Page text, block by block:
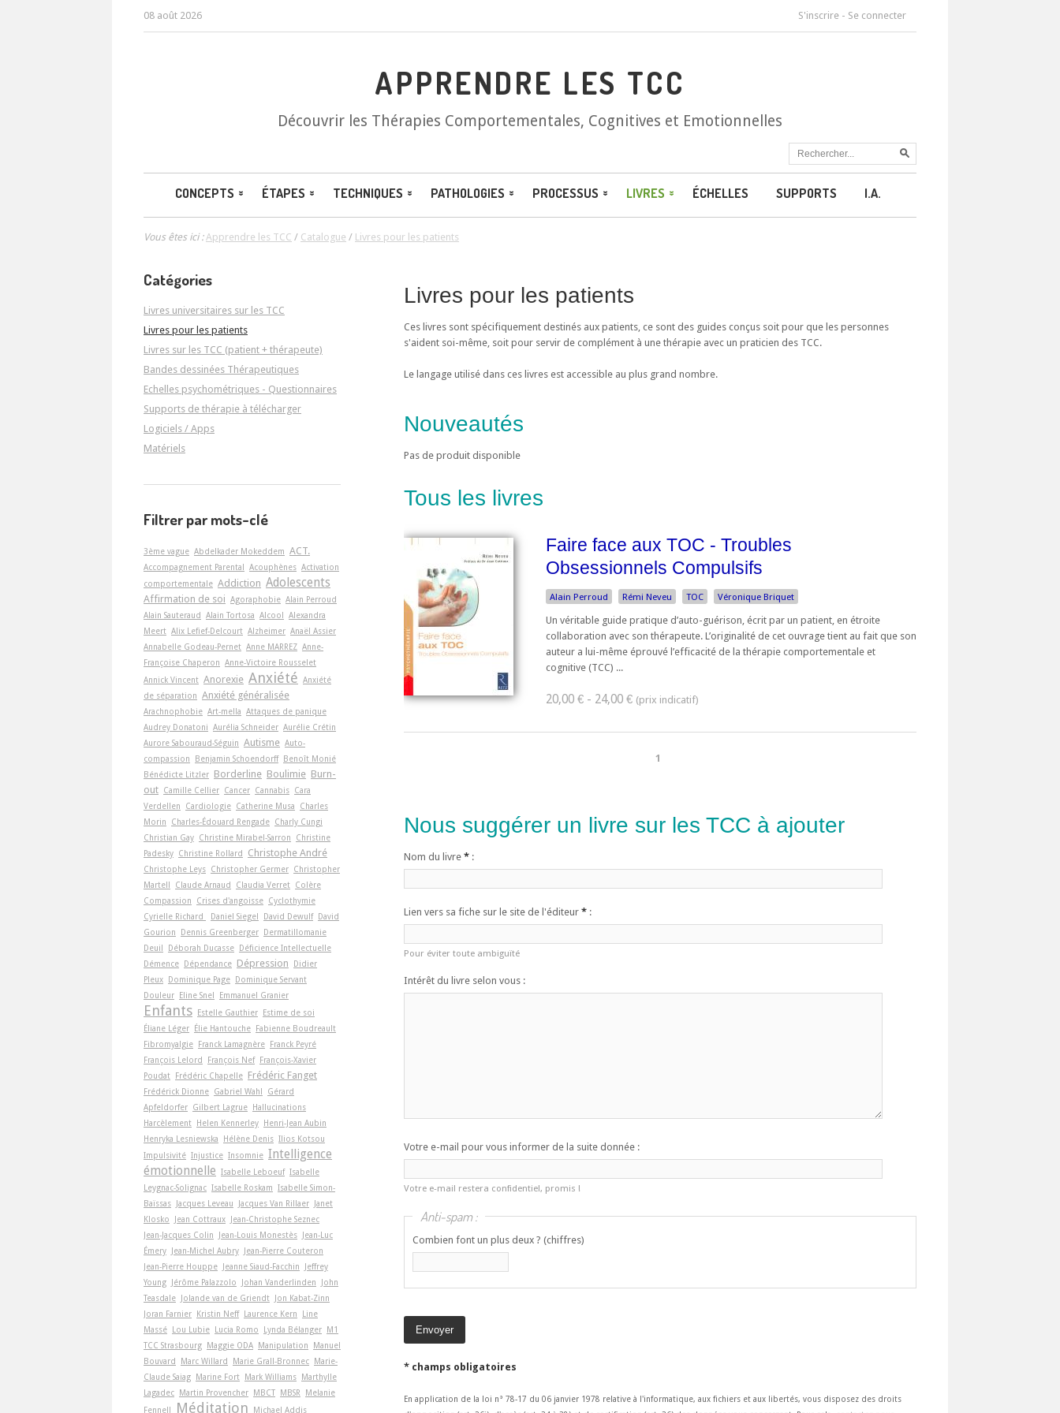
08 août 2026 S'inscrire - Se connecter
APPRENDRE LES TCC
Découvrir les Thérapies Comportementales, Cognitives et Emotionnelles
CONCEPTS ÉTAPES TECHNIQUES PATHOLOGIES PROCESSUS LIVRES ÉCHELLES SUPPORTS I.A.
Vous êtes ici :Apprendre les TCC / Catalogue / Livres pour les patients
Livres pour les patients
Ces livres sont spécifiquement destinés aux patients, ce sont des guides conçus soit pour que les personnes
s'aident soi-même, soit pour servir de complément à une thérapie avec un praticien des TCC.
Le langage utilisé dans ces livres est accessible au plus grand nombre.
Nouveautés
Pas de produit disponible
Tous les livres
Faire face aux TOC - Troubles
Obsessionnels Compulsifs
Alain Perroud Rémi Neveu TOC Véronique Briquet
Un véritable guide pratique d’auto-guérison, écrit par un patient, en étroite
collaboration avec son thérapeute. L’originalité de cet ouvrage tient au fait que son
auteur a lui-même éprouvé l’efficacité de la thérapie comportementale et
cognitive (TCC) ...
20,00 € - 24,00 €
1
Nous suggérer un livre sur les TCC à ajouter
Nom du livre * :
Lien vers sa fiche sur le site de l'éditeur * :
Pour éviter toute ambiguïté
Intérêt du livre selon vous :
Votre e-mail pour vous informer de la suite donnée :
Votre e-mail restera confidentiel, promis !
Anti-spam :
Combien font un plus deux ? (chiffres)
* champs obligatoires
En application de la loi n° 78-17 du 06 janvier 1978 relative à l'informatique, aux fichiers et aux libertés, vous disposez des droits
Catégories
Livres universitaires sur les TCC
Livres pour les patients
Livres sur les TCC (patient + thérapeute)
Bandes dessinées Thérapeutiques
Echelles psychométriques - Questionnaires
Supports de thérapie à télécharger
Logiciels / Apps
Matériels
Filtrer par mots-clé
3ème vague Abdelkader Mokeddem ACT.
Accompagnement Parental Acouphènes Activation
comportementale Addiction Adolescents
Affirmation de soi Agoraphobie Alain Perroud
Alain Sauteraud Alain Tortosa Alcool Alexandra
Meert Alix Lefief-Delcourt Alzheimer Anaël Assier
Annabelle Godeau-Pernet Anne MARREZ Anne-
Françoise Chaperon Anne-Victoire Rousselet
Annick Vincent Anorexie Anxiété Anxiété
de séparation Anxiété généralisée
Arachnophobie Art-­mella Attaques de panique
Audrey Donatoni Aurélia Schneider Aurélie Crétin
Aurore Sabouraud-Séguin Autisme Auto-
compassion
Benjamin Schoendorff Benoît Monié
Bénédicte Litzler Borderline Boulimie Burn-
out Camille Cellier Cancer Cannabis Cara
Verdellen
Cardiologie Catherine Musa
Charles
Morin
Charles-Édouard Rengade Charly Cungi
Christian Gay Christine Mirabel-Sarron
Christine
Padesky Christine Rollard Christophe André
Christophe Leys Christopher Germer Christopher
Martell
Claude Arnaud Claudia Verret Colère
Compassion
Crises d'angoisse Cyclothymie
Cyrielle Richard
Daniel Siegel David Dewulf David
Gourion
Dennis Greenberger Dermatillomanie
Deuil
Déborah Ducasse Déficience Intellectuelle
Démence Dépendance Dépression
Didier
Pleux Dominique Page Dominique Servant
Douleur Eline Snel Emmanuel Granier
Enfants Estelle Gauthier Estime de soi
Éliane Léger Élie Hantouche Fabienne Boudreault
Fibromyalgie Franck Lamagnère Franck Peyré
François Lelord
François Nef François-Xavier
Poudat Frédéric Chapelle Frédéric Fanget
Frédérick Dionne Gabriel Wahl
Gérard
Apfeldorfer Gilbert Lagrue Hallucinations
Harcèlement Helen Kennerley Henri-Jean Aubin
Henryka Lesniewska
Hélène Denis Ilios Kotsou
Impulsivité Injustice Insomnie Intelligence
émotionnelle Isabelle Leboeuf Isabelle
Leygnac-Solignac Isabelle Roskam Isabelle Simon-
Baïssas Jacques Leveau Jacques Van Rillaer Janet
Klosko
Jean Cottraux Jean-Christophe Seznec
Jean-Jacques Colin
Jean-Louis Monestès Jean-Luc
Émery Jean-Michel Aubry Jean-Pierre Couteron
Jean-Pierre Houppe Jeanne Siaud-Facchin
Jeffrey
Young Jérôme Palazzolo Johan Vanderlinden
John
Teasdale Jolande van de Griendt Jon Kabat-Zinn
Joran Farnier Kristin Neff Laurence Kern
Line
Massé Lou Lubie Lucia Romo Lynda Bélanger M1
TCC Strasbourg Maggie ODA Manipulation
Manuel
Bouvard
Marc Willard Marie Grall-Bronnec Marie-
Claude Saiag Marine Fort Mark Williams Marthylle
Lagadec Martin Provencher MBCT MBSR
Melanie
Fennell
Méditation Michael Addis